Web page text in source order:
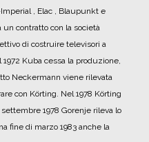
, Elac , Blaupunkt e
un contratto con la società
di costruire televisori a
1972 Kuba cessa la produzione,
Neckermann viene rilevata
con Körting. Nel 1978 Körting
settembre 1978 Gorenje rileva lo
fine di marzo 1983 anche la